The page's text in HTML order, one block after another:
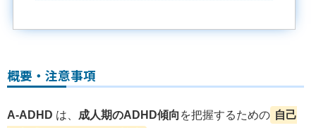
概要・注意事項
A-ADHD は、 成人期のADHD傾向 を把握するための 自己